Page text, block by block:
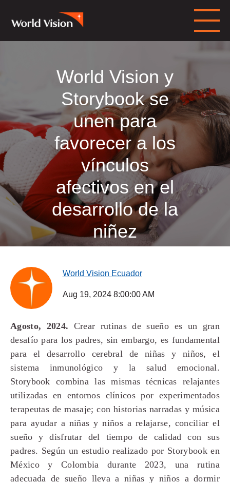
World Vision y
Storybook se
unen para
favorecer a los
vínculos
afectivos en el
desarrollo de la
niñez
World Vision Ecuador
Aug 19, 2024 8:00:00 AM
Agosto, 2024. Crear rutinas de sueño es un gran
desafío para los padres, sin embargo, es fundamental
para el desarrollo cerebral de niñas y niños, el
sistema inmunológico y la salud emocional.
Storybook combina las mismas técnicas relajantes
utilizadas en entornos clínicos por experimentados
terapeutas de masaje; con historias narradas y música
para ayudar a niñas y niños a relajarse, conciliar el
sueño y disfrutar del tiempo de calidad con sus
padres. Según un estudio realizado por Storybook en
México y Colombia durante 2023, una rutina
adecuada de sueño lleva a niñas y niños a dormir